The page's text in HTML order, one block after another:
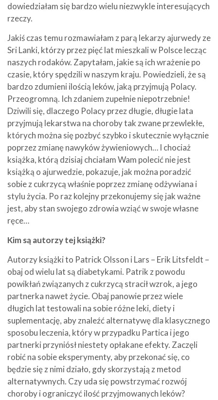
dowiedziałam się bardzo wielu niezwykle interesujących
rzeczy.
Jakiś czas temu rozmawiałam z parą lekarzy ajurwedy ze
Sri Lanki, którzy przez pięć lat mieszkali w Polsce lecząc
naszych rodaków. Zapytałam, jakie są ich wrażenie po
czasie, który spędzili w naszym kraju. Powiedzieli, że są
bardzo zdumieni ilością leków, jaką przyjmują Polacy.
Przeogromną. Ich zdaniem zupełnie niepotrzebnie!
Dziwili się, dlaczego Polacy przez długie, długie lata
przyjmują lekarstwa na choroby tak zwane przewlekłe,
których można się pozbyć szybko i skutecznie wyłącznie
poprzez zmianę nawyków żywieniowych… I chociaż
książka, którą dzisiaj chciałam Wam polecić nie jest
książką o ajurwedzie, pokazuje, jak można poradzić
sobie z cukrzycą właśnie poprzez zmianę odżywiana i
stylu życia. Po raz kolejny przekonujemy się jak ważne
jest, aby stan swojego zdrowia wziąć w swoje własne
ręce…
Kim są autorzy tej książki?
Autorzy książki to Patrick Olsson i Lars – Erik Litsfeldt –
obaj od wielu lat są diabetykami. Patrik z powodu
powikłań związanych z cukrzycą stracił wzrok, a jego
partnerka nawet życie. Obaj panowie przez wiele
długich lat testowali na sobie różne leki, diety i
suplementację, aby znaleźć alternatywę dla klasycznego
sposobu leczenia, który w przypadku Partica i jego
partnerki przyniósł niestety opłakane efekty. Zaczęli
robić na sobie eksperymenty, aby przekonać się, co
będzie się z nimi działo, gdy skorzystają z metod
alternatywnych. Czy uda się powstrzymać rozwój
choroby i ograniczyć ilość przyjmowanych leków?